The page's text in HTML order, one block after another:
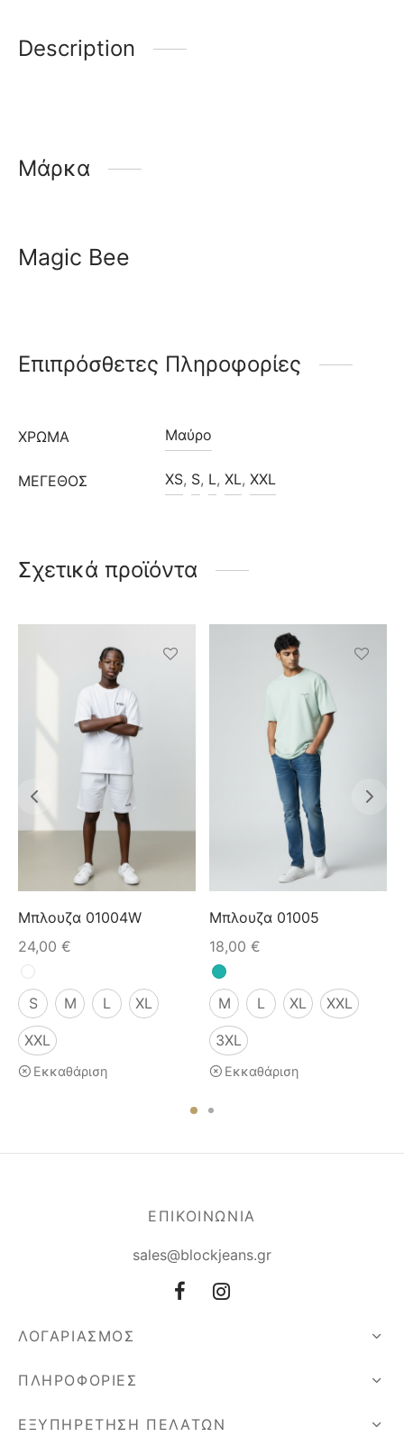
Description
Μάρκα
Magic Bee
Επιπρόσθετες Πληροφορίες
ΧΡΩΜΑ Μαύρο
ΜΈΓΕΘΟΣ XS, S, L, XL, XXL
Σχετικά προϊόντα
Μπλουζα 01004W
24,00 €
S M L XL
XXL
Εκκαθάριση
Μπλουζα 01005
18,00 €
M L XL XXL
3XL
Εκκαθάριση
ΕΠΙΚΟΙΝΩΝΙΑ
sales@blockjeans.gr
ΛΟΓΑΡΙΑΣΜΟΣ
ΠΛΗΡΟΦΟΡΙΕΣ
ΕΞΥΠΗΡΕΤΗΣΗ ΠΕΛΑΤΩΝ